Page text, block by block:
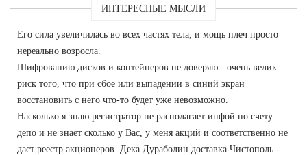
ИНТЕРЕСНЫЕ МЫСЛИ
Его сила увеличилась во всех частях тела, и мощь плеч просто
нереально возросла.
Шифрованию дисков и контейнеров не доверяю - очень велик
риск того, что при сбое или выпадении в синий экран
восстановить с него что-то будет уже невозможно.
Насколько я знаю регистратор не располагает инфой по счету
депо и не знает сколько у Вас, у меня акций и соответственно не
даст реестр акционеров. Дека Дураболин доставка Чистополь -